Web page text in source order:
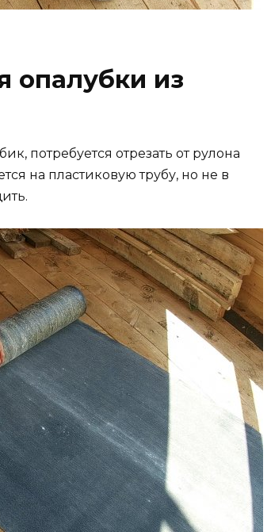
опалубки из
потребуется отрезать от рулона
на пластиковую трубу, но не в